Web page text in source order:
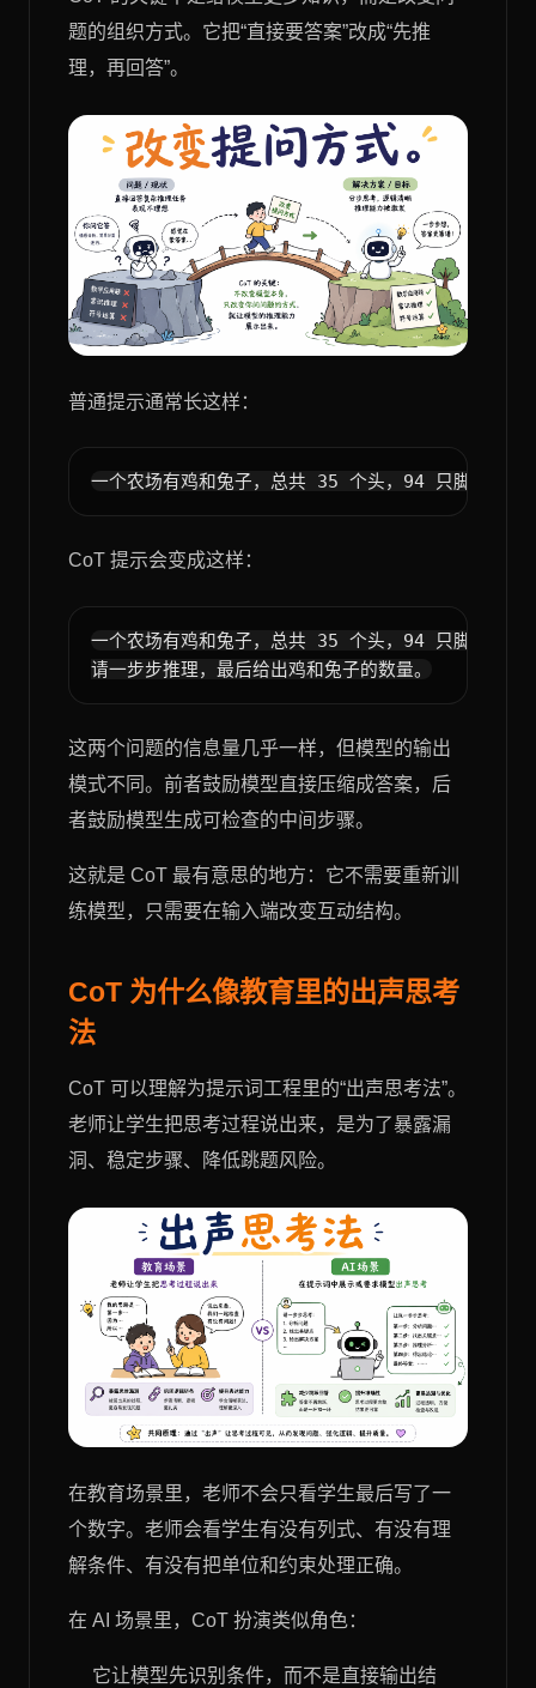
题的组织方式。它把“直接要答案”改成“先推
理，再回答”。
普通提示通常长这样：
CoT 提示会变成这样：
一个农场有鸡和兔子，总共 35 个头，94 只脚。
这两个问题的信息量几乎一样，但模型的输出
模式不同。前者鼓励模型直接压缩成答案，后
者鼓励模型生成可检查的中间步骤。
这就是 CoT 最有意思的地方：它不需要重新训
练模型，只需要在输入端改变互动结构。
CoT 为什么像教育里的出声思考
法
CoT 可以理解为提示词工程里的“出声思考法”。
老师让学生把思考过程说出来，是为了暴露漏
洞、稳定步骤、降低跳题风险。
在教育场景里，老师不会只看学生最后写了一
个数字。老师会看学生有没有列式、有没有理
解条件、有没有把单位和约束处理正确。
在 AI 场景里，CoT 扮演类似角色：
它让模型先识别条件，而不是直接输出结